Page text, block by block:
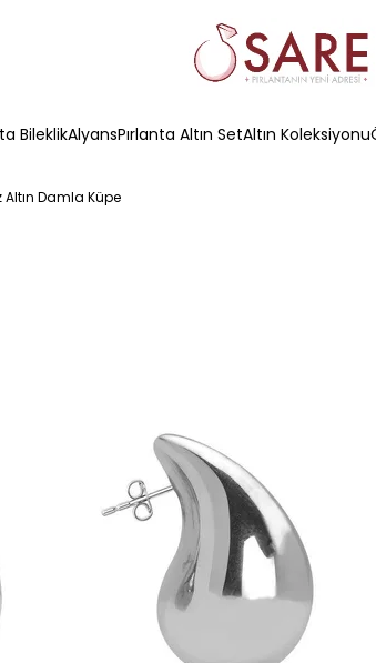
BileklikAlyansPırlanta Altın SetAltın Koleksiyonu
Altın Damla Küpe